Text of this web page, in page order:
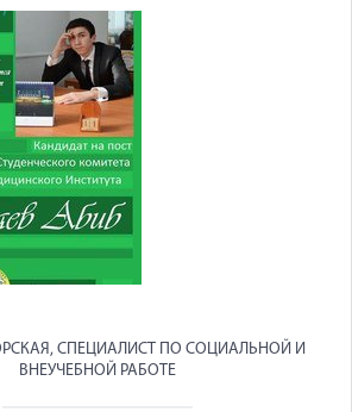
СПЕЦИАЛИСТ ПО СОЦИАЛЬНОЙ И
ВНЕУЧЕБНОЙ РАБОТЕ